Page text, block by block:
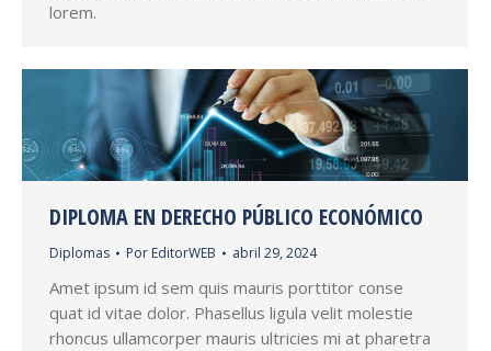
lorem.
DIPLOMA EN DERECHO PÚBLICO ECONÓMICO
Diplomas Por EditorWEB abril 29, 2024
Amet ipsum id sem quis mauris porttitor conse
quat id vitae dolor. Phasellus ligula velit molestie
rhoncus ullamcorper mauris ultricies mi at pharetra